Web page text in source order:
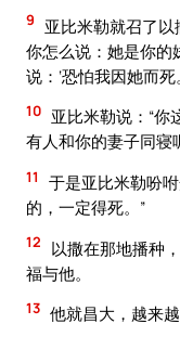
9
亚比米勒就召了以
你怎么说：她是你的
说：‘恐怕我因她而死
10 亚比米勒说：“你
有人和你的妻子同寝
11
于是亚比米勒吩
的，一定得死。”
12
以撒在那地播种
福与他。
13 他就昌大，越来